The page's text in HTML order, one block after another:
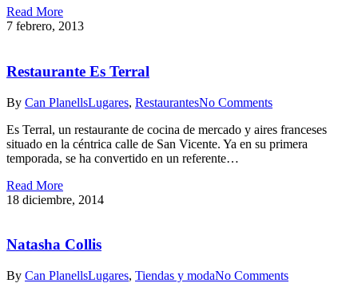
Read More
7 febrero, 2013
Restaurante Es Terral
By Can PlanellsLugares, RestaurantesNo Comments
Es Terral, un restaurante de cocina de mercado y aires franceses
situado en la céntrica calle de San Vicente. Ya en su primera
temporada, se ha convertido en un referente…
Read More
18 diciembre, 2014
Natasha Collis
By Can PlanellsLugares, Tiendas y modaNo Comments